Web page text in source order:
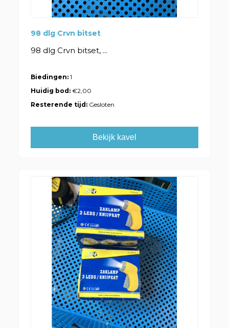
98 dlg Crvn bitset
98 dlg Crvn bitset, ...
Biedingen: 1
Huidig bod:€2,00
Resterende tijd: Gesloten
Bekijk kavel